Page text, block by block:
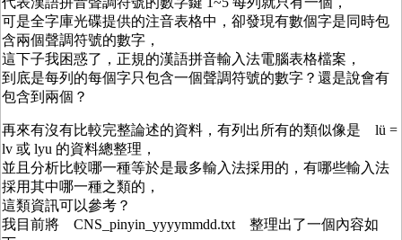
可是全字庫光碟提供的注音表格中，卻發現有數個字是同時包
含兩個聲調符號的數字，
這下子我困惑了，正規的漢語拼音輸入法電腦表格檔案，
到底是每列的每個字只包含一個聲調符號的數字？還是說會有
包含到兩個？
再來有沒有比較完整論述的資料，有列出所有的類似像是 lü =
lv 或 lyu 的資料總整理，
並且分析比較哪一種等於是最多輸入法採用的，有哪些輸入法
採用其中哪一種之類的，
這類資訊可以參考？
我目前將 CNS_pinyin_yyyymmdd.txt 整理出了一個內容如